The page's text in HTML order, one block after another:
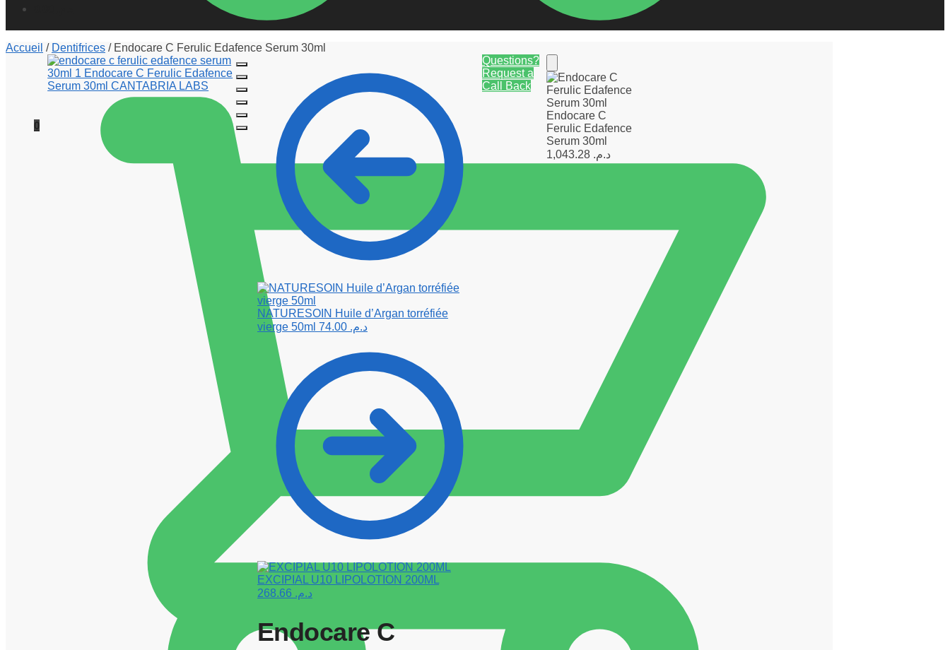
0
Accueil / Dentifrices / Endocare C Ferulic Edafence Serum 30ml
NATURESOIN Huile d’Argan torréfiée
vierge 50ml
د.م. 74.00
EXCIPIAL U10 LIPOLOTION 200ML
د.م.
Endocare C
Questions?
Request a
Call Back
Endocare C
Ferulic Edafence
Serum 30ml
د.م. 1,043.28